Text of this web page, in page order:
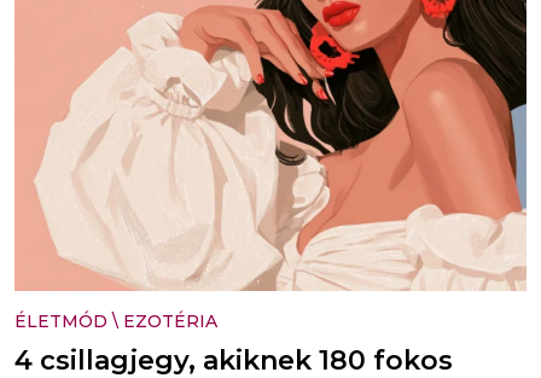
ÉLETMÓD \ EZOTÉRIA
4 csillagjegy, akiknek 180 fokos